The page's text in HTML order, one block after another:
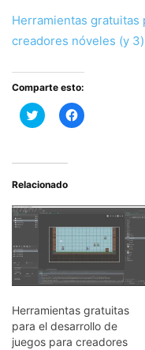
Herramientas gratuitas
creadores nóveles (y 3)
Comparte esto:
Haz
clic
Twitter
abre
una
ventana
nueva)
Haz
clic
una
ventana
nueva)
Relacionado
Herramientas gratuitas
para el desarrollo de
juegos para creadores